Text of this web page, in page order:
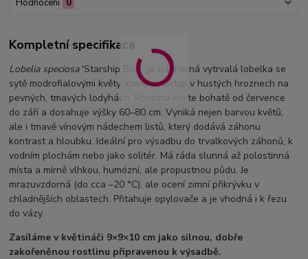
Hodnocení 0
Kompletní specifikace
Lobelia speciosa'Starship Blue' je nádherná vytrvalá lobelka se
sytě modrofialovými květy, které vyrůstají v hustých hroznech na
pevných, tmavých lodyhách. Rostlina kvete bohatě od července
do září a dosahuje výšky 60–80 cm. Vyniká nejen barvou květů,
ale i tmavě vínovým nádechem listů, který dodává záhonu
kontrast a hloubku. Ideální pro výsadbu do trvalkových záhonů, k
vodním plochám nebo jako solitér. Má ráda slunná až polostinná
místa a mírně vlhkou, humózní, ale propustnou půdu. Je
mrazuvzdorná (do cca –20 °C), ale ocení zimní přikrývku v
chladnějších oblastech. Přitahuje opylovače a je vhodná i k řezu
do vázy.
Zasíláme v květináči 9×9×10 cm jako silnou, dobře
zakořeněnou rostlinu připravenou k výsadbě.